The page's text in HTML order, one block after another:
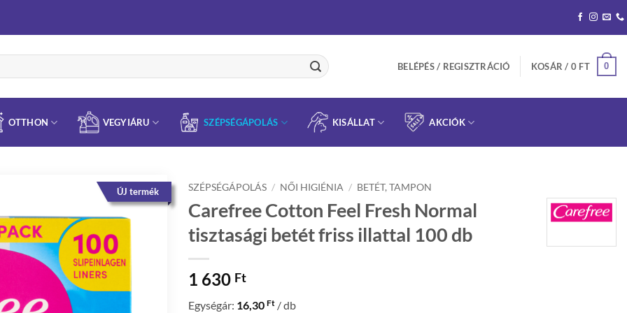
BELÉPÉS / REGISZTRÁCIÓ KOSÁR / 0 FT 0
OTTHON VEGYIÁRU SZÉPSÉGÁPOLÁS KISÁLLAT AKCIÓK
ÚJ termék SZÉPSÉGÁPOLÁS / NŐI HIGIÉNIA / BETÉT, TAMPON
Carefree Cotton Feel Fresh Normal
tisztasági betét friss illattal 100 db
1 630 Ft
Egységár: 16,30 Ft / db